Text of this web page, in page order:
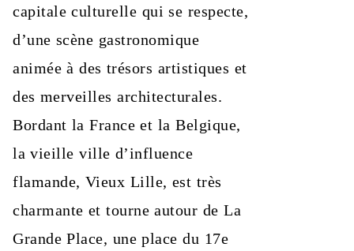
capitale culturelle qui se respecte,
d’une scène gastronomique
animée à des trésors artistiques et
des merveilles architecturales.
Bordant la France et la Belgique,
la vieille ville d’influence
flamande, Vieux Lille, est très
charmante et tourne autour de La
Grande Place, une place du 17e